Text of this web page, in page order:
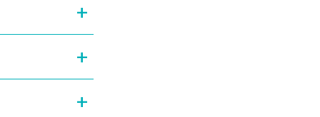
+
+
+